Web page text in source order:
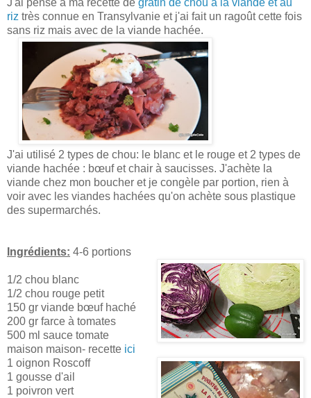
J'ai pensé à ma recette de gratin de chou à la viande et au
riz très connue en Transylvanie et j'ai fait un ragoût cette fois
sans riz mais avec de la viande hachée.
J'ai utilisé 2 types de chou: le blanc et le rouge et 2 types de
viande hachée : bœuf et chair à saucisses. J'achète la
viande chez mon boucher et je congèle par portion, rien à
voir avec les viandes hachées qu'on achète sous plastique
des supermarchés.
Ingrédients: 4-6 portions
1/2 chou blanc
1/2 chou rouge petit
150 gr viande bœuf haché
200 gr farce à tomates
500 ml sauce tomate
maison maison- recette ici
1 oignon Roscoff
1 gousse d'ail
1 poivron vert